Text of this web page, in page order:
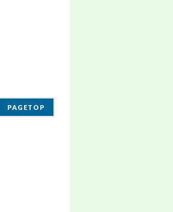
PAGETOP